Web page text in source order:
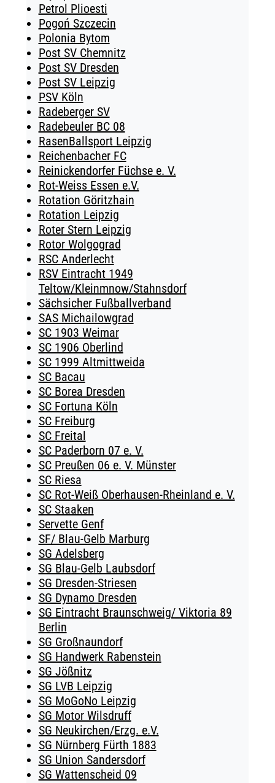
Petrol Plioesti
Pogoń Szczecin
Polonia Bytom
Post SV Chemnitz
Post SV Dresden
Post SV Leipzig
PSV Köln
Radeberger SV
Radebeuler BC 08
RasenBallsport Leipzig
Reichenbacher FC
Reinickendorfer Füchse e. V.
Rot-Weiss Essen e.V.
Rotation Göritzhain
Rotation Leipzig
Roter Stern Leipzig
Rotor Wolgograd
RSC Anderlecht
RSV Eintracht 1949
Teltow/Kleinmnow/Stahnsdorf
Sächsicher Fußballverband
SAS Michailowgrad
SC 1903 Weimar
SC 1906 Oberlind
SC 1999 Altmittweida
SC Bacau
SC Borea Dresden
SC Fortuna Köln
SC Freiburg
SC Freital
SC Paderborn 07 e. V.
SC Preußen 06 e. V. Münster
SC Riesa
SC Rot-Weiß Oberhausen-Rheinland e. V.
SC Staaken
Servette Genf
SF/ Blau-Gelb Marburg
SG Adelsberg
SG Blau-Gelb Laubsdorf
SG Dresden-Striesen
SG Dynamo Dresden
SG Eintracht Braunschweig/ Viktoria 89
Berlin
SG Großnaundorf
SG Handwerk Rabenstein
SG Jößnitz
SG LVB Leipzig
SG MoGoNo Leipzig
SG Motor Wilsdruff
SG Neukirchen/Erzg. e.V.
SG Nürnberg Fürth 1883
SG Union Sandersdorf
SG Wattenscheid 09